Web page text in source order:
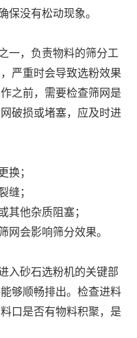
保没有松动现象。
一，负责物料的筛分工
严重时会导致选粉效果
之前，需要检查筛网是
破损或堵塞，应及时进
换；
缝；
其他杂质阻塞；
网会影响筛分效果。
入砂石选粉机的关键部
够顺畅排出。检查进料
口是否有物料积聚，是